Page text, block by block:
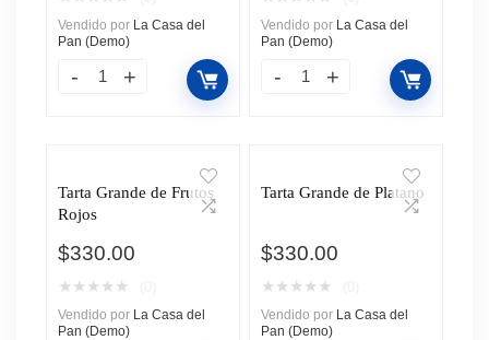
Vendido por La Casa del
Pan (Demo)
Vendido por La Casa del
Pan (Demo)
Tarta Grande de Frutos
Rojos
$330.00
★ ★ ★ ★ ★
Vendido por La Casa del
Pan (Demo)
Tarta Grande de Platano
$330.00
★ ★ ★ ★ ★
Vendido por La Casa del
Pan (Demo)